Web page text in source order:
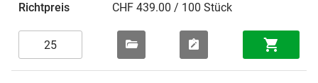
CHF 439.00 / 100 Stück